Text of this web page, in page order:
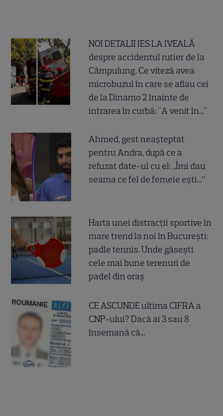
NOI DETALII IES LA IVEALĂ
despre accidentul rutier de la
Câmpulung. Ce viteză avea
microbuzul în care se aflau cei
de la Dinamo 2 înainte de
intrarea în curbă: "A venit în..."
Ahmed, gest neașteptat
pentru Andra, după ce a
refuzat date-ul cu el: „Îmi dau
seama ce fel de femeie ești...”
Harta unei distracții sportive în
mare trend la noi în București:
padle tennis. Unde găsești
cele mai bune terenuri de
padel din oraș
CE ASCUNDE ultima CIFRA a
CNP-ului? Dacă ai 3 sau 8
însemană că...